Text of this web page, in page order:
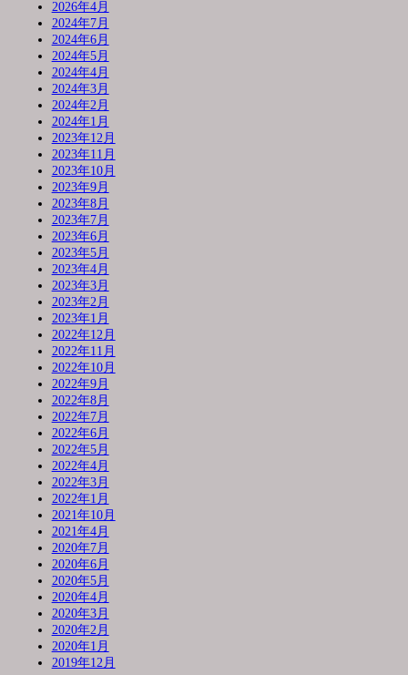
2026年4月
2024年7月
2024年6月
2024年5月
2024年4月
2024年3月
2024年2月
2024年1月
2023年12月
2023年11月
2023年10月
2023年9月
2023年8月
2023年7月
2023年6月
2023年5月
2023年4月
2023年3月
2023年2月
2023年1月
2022年12月
2022年11月
2022年10月
2022年9月
2022年8月
2022年7月
2022年6月
2022年5月
2022年4月
2022年3月
2022年1月
2021年10月
2021年4月
2020年7月
2020年6月
2020年5月
2020年4月
2020年3月
2020年2月
2020年1月
2019年12月